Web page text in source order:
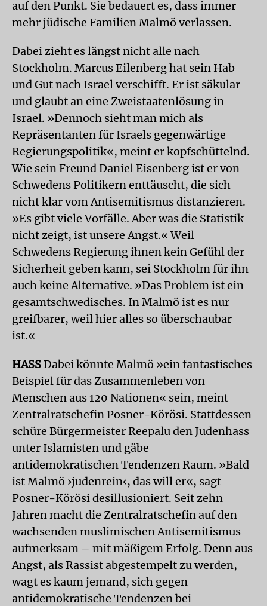
auf den Punkt. Sie bedauert es, dass immer
mehr jüdische Familien Malmö verlassen.
Dabei zieht es längst nicht alle nach
Stockholm. Marcus Eilenberg hat sein Hab
und Gut nach Israel verschifft. Er ist säkular
und glaubt an eine Zweistaatenlösung in
Israel. »Dennoch sieht man mich als
Repräsentanten für Israels gegenwärtige
Regierungspolitik«, meint er kopfschüttelnd.
Wie sein Freund Daniel Eisenberg ist er von
Schwedens Politikern enttäuscht, die sich
nicht klar vom Antisemitismus distanzieren.
»Es gibt viele Vorfälle. Aber was die Statistik
nicht zeigt, ist unsere Angst.« Weil
Schwedens Regierung ihnen kein Gefühl der
Sicherheit geben kann, sei Stockholm für ihn
auch keine Alternative. »Das Problem ist ein
gesamtschwedisches. In Malmö ist es nur
greifbarer, weil hier alles so überschaubar
ist.«
HASS Dabei könnte Malmö »ein fantastisches
Beispiel für das Zusammenleben von
Menschen aus 120 Nationen« sein, meint
Zentralratschefin Posner-Körösi. Stattdessen
schüre Bürgermeister Reepalu den Judenhass
unter Islamisten und gäbe
antidemokratischen Tendenzen Raum. »Bald
ist Malmö ›judenrein‹, das will er«, sagt
Posner-Körösi desillusioniert. Seit zehn
Jahren macht die Zentralratschefin auf den
wachsenden muslimischen Antisemitismus
aufmerksam – mit mäßigem Erfolg. Denn aus
Angst, als Rassist abgestempelt zu werden,
wagt es kaum jemand, sich gegen
antidemokratische Tendenzen bei